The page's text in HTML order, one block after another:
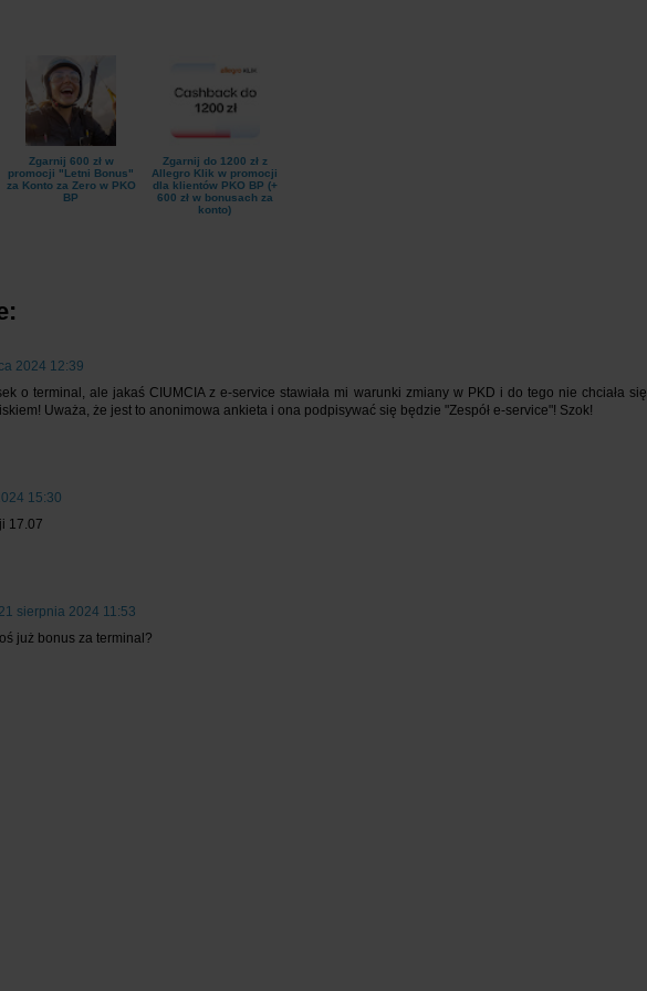
Zgarnij 600 zł w
promocji "Letni Bonus"
za Konto za Zero w PKO
BP
Zgarnij do 1200 zł z
Allegro Klik w promocji
dla klientów PKO BP (+
600 zł w bonusach za
konto)
2024 12:39
o terminal, ale jakaś CIUMCIA z e-service stawiała mi warunki zmiany w PKD i do tego nie chciała się
Uważa, że jest to anonimowa ankieta i ona podpisywać się będzie "Zespół e-service"! Szok!
15:30
17.07
21 sierpnia 2024 11:53
już bonus za terminal?